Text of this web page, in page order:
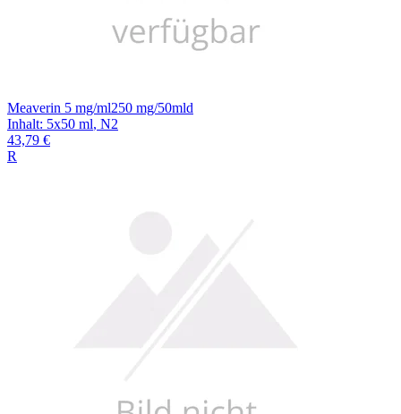
Meaverin 5 mg/ml250 mg/50mld
Inhalt: 5x50 ml, N2
43,79 €
R